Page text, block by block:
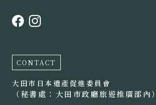
CONTACT
大田市日本遺產促進委員會
（秘書處：大田市政廳旅遊推廣部內）